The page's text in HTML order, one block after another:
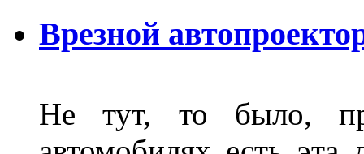
Врезной
Не тут, то было,